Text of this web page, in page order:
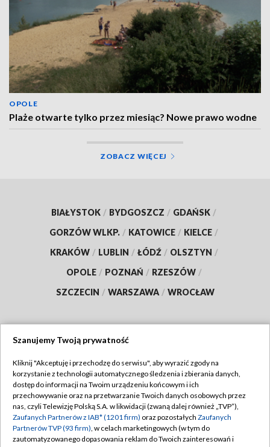
OPOLE
Plaże otwarte tylko przez miesiąc? Nowe prawo wodne
ZOBACZ WIĘCEJ
BIAŁYSTOK / BYDGOSZCZ / GDAŃSK /
GORZÓW WLKP. / KATOWICE / KIELCE /
KRAKÓW / LUBLIN / ŁÓDŹ / OLSZTYN /
OPOLE / POZNAŃ / RZESZÓW /
SZCZECIN / WARSZAWA / WROCŁAW
TVP
Abonament TVP
Emisja w TVP
Centrum informacji TVP
Regulamin TVP
Polityka prywatności
Moje zgody
Szanujemy Twoją prywatność
Kliknij "Akceptuję i przechodzę do serwisu", aby wyrazić zgody na
korzystanie z technologii automatycznego śledzenia i zbierania danych,
dostęp do informacji na Twoim urządzeniu końcowym i ich
przechowywanie oraz na przetwarzanie Twoich danych osobowych przez
nas, czyli Telewizję Polską S.A. w likwidacji (zwaną dalej również „TVP”),
Zaufanych Partnerów z IAB* (1201 firm) oraz pozostałych Zaufanych
Partnerów TVP (93 firm), w celach marketingowych (w tym do
zautomatyzowanego dopasowania reklam do Twoich zainteresowań i